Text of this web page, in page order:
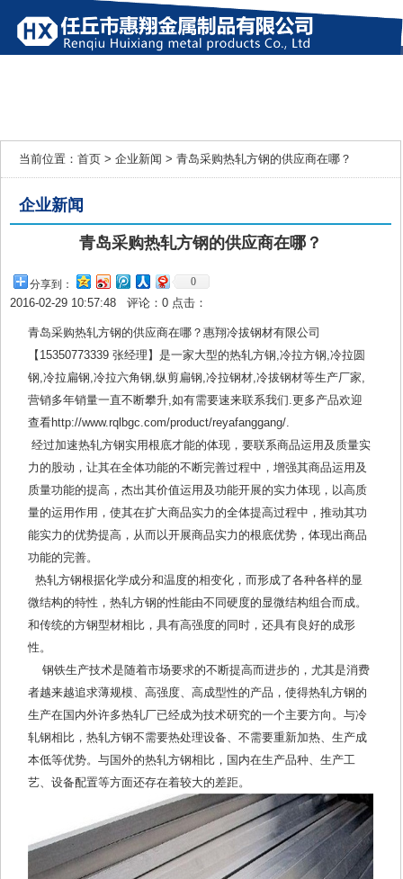
当前位置：首页 >企业新闻 > 青岛采购热轧方钢的供应商在哪？
企业新闻
青岛采购热轧方钢的供应商在哪？
分享到： 0
2016-02-29 10:57:48 评论：0 点击：
青岛采购热轧方钢的供应商在哪？惠翔冷拔钢材有限公司
【15350773339 张经理】是一家大型的热轧方钢,冷拉方钢,冷拉圆
钢,冷拉扁钢,冷拉六角钢,纵剪扁钢,冷拉钢材,冷拔钢材等生产厂家,
营销多年销量一直不断攀升,如有需要速来联系我们.更多产品欢迎
查看http://www.rqlbgc.com/product/reyafanggang/.
经过加速热轧方钢实用根底才能的体现，要联系商品运用及质量实
力的股动，让其在全体功能的不断完善过程中，增强其商品运用及
质量功能的提高，杰出其价值运用及功能开展的实力体现，以高质
量的运用作用，使其在扩大商品实力的全体提高过程中，推动其功
能实力的优势提高，从而以开展商品实力的根底优势，体现出商品
功能的完善。
热轧方钢根据化学成分和温度的相变化，而形成了各种各样的显
微结构的特性，热轧方钢的性能由不同硬度的显微结构组合而成。
和传统的方钢型材相比，具有高强度的同时，还具有良好的成形
性。
钢铁生产技术是随着市场要求的不断提高而进步的，尤其是消费
者越来越追求薄规模、高强度、高成型性的产品，使得热轧方钢的
生产在国内外许多热轧厂已经成为技术研究的一个主要方向。与冷
轧钢相比，热轧方钢不需要热处理设备、不需要重新加热、生产成
本低等优势。与国外的热轧方钢相比，国内在生产品种、生产工
艺、设备配置等方面还存在着较大的差距。